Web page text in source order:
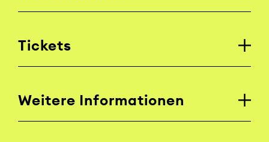
Tickets
Weitere Informationen